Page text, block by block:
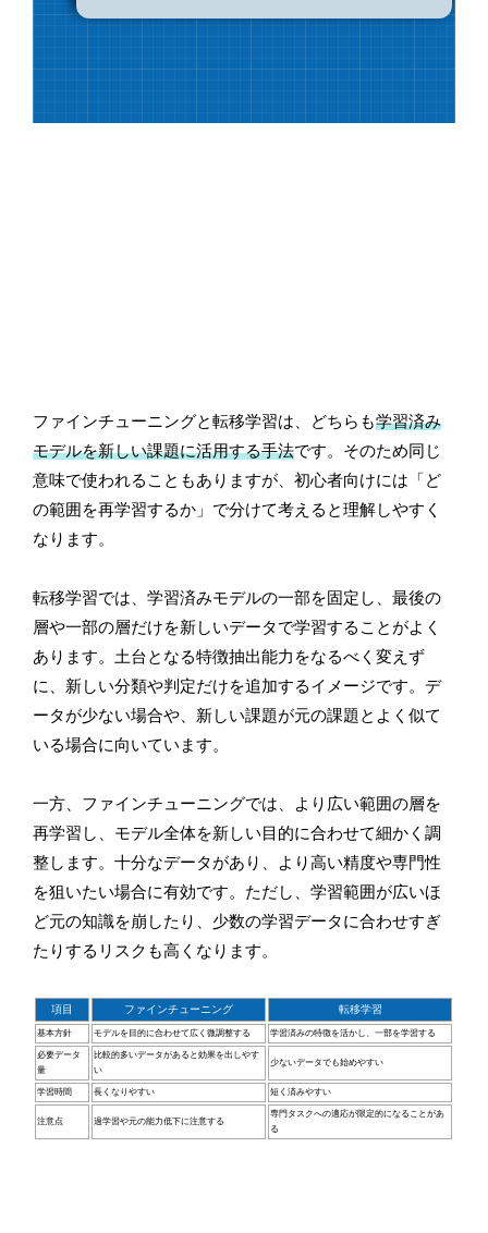
ファインチューニングと転移学習は、どちらも学習済み
モデルを新しい課題に活用する手法です。そのため同じ
意味で使われることもありますが、初心者向けには「ど
の範囲を再学習するか」で分けて考えると理解しやすく
なります。
転移学習では、学習済みモデルの一部を固定し、最後の
層や一部の層だけを新しいデータで学習することがよく
あります。土台となる特徴抽出能力をなるべく変えず
に、新しい分類や判定だけを追加するイメージです。デ
ータが少ない場合や、新しい課題が元の課題とよく似て
いる場合に向いています。
一方、ファインチューニングでは、より広い範囲の層を
再学習し、モデル全体を新しい目的に合わせて細かく調
整します。十分なデータがあり、より高い精度や専門性
を狙いたい場合に有効です。ただし、学習範囲が広いほ
ど元の知識を崩したり、少数の学習データに合わせすぎ
たりするリスクも高くなります。
項目 ファインチューニング 転移学習
基本方針 モデルを目的に合わせて広く微調整する 学習済みの特徴を活かし、一部を学習する
必要データ
量
比較的多いデータがあると効果を出しやす
い
少ないデータでも始めやすい
学習時間 長くなりやすい 短く済みやすい
注意点 過学習や元の能力低下に注意する
専門タスクへの適応が限定的になることがあ
る